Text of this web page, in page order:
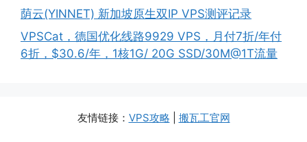
荫云(YINNET) 新加坡原生双IP VPS测评记录
VPSCat，德国优化线路9929 VPS，月付7折/年付
6折，$30.6/年，1核1G/ 20G SSD/30M@1T流量
友情链接： VPS攻略 搬瓦工官网